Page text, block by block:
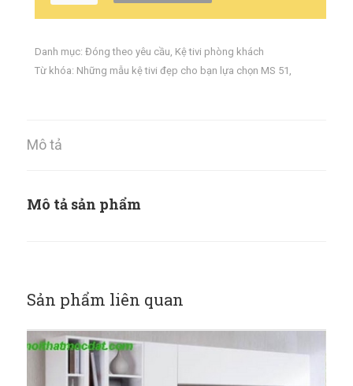
Danh mục: Đóng theo yêu cầu, Kệ tivi phòng khách
Từ khóa: Những mẫu kệ tivi đẹp cho bạn lựa chọn MS 51 ,
Mô tả
Mô tả sản phẩm
Sản phẩm liên quan